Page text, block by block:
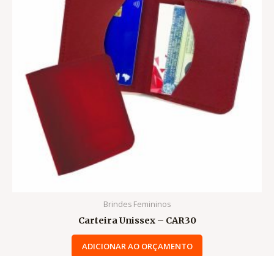
Brindes Femininos
Carteira Unissex – CAR30
ADICIONAR AO ORÇAMENTO